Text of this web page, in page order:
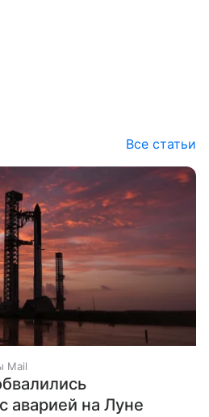
Все статьи
Mail
аварией на Луне